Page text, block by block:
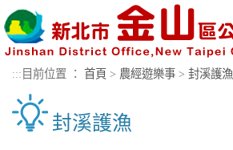
進入內容區塊
::: 目前位置 ： 首頁 > 農經遊樂事 > 封溪護漁
封溪護漁